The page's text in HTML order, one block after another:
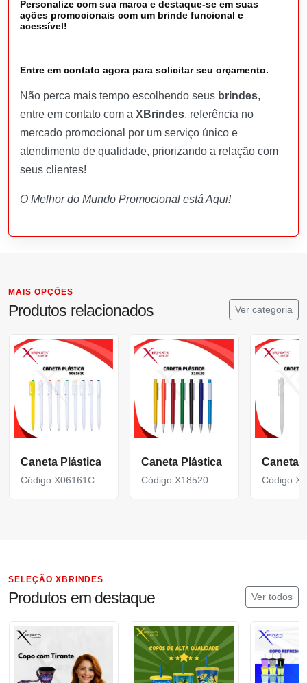
Personalize com sua marca e destaque-se em suas
ações promocionais com um brinde funcional e
acessível!
Entre em contato agora para solicitar seu orçamento.
Não perca mais tempo escolhendo seus brindes,
entre em contato com a XBrindes, referência no
mercado promocional por um serviço único e
atendimento de qualidade, priorizando a relação com
seus clientes!
O Melhor do Mundo Promocional está Aqui!
MAIS OPÇÕES
Produtos relacionados Ver categoria
Caneta Plástica
Código X06161C
Caneta Plástica
Código X18520
Caneta
Código
SELEÇÃO XBRINDES
Produtos em destaque Ver todos